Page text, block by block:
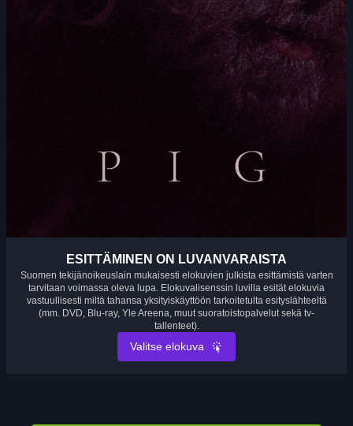
ESITTÄMINEN ON LUVANVARAISTA
Suomen tekijänoikeuslain mukaisesti elokuvien julkista esittämistä varten
tarvitaan voimassa oleva lupa. Elokuvalisenssin luvilla esität elokuvia
vastuullisesti miltä tahansa yksityiskäyttöön tarkoitetulta esityslähteeltä
(mm. DVD, Blu-ray, Yle Areena, muut suoratoistopalvelut sekä tv-
tallenteet).
Valitse elokuva